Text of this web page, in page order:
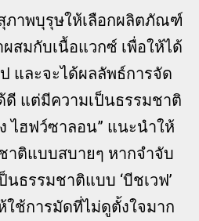
ภาพบุรุษให้เลือกผลิตภัณฑ์
ผสมกับเนื้อแวกซ์ เพื่อให้ได้
และจะได้ผลลัพธ์การจัด
ดี แต่มีความเป็นธรรมชาติ
ไฮฟว์ซาลอน” แนะนำให้
าติแบบสบายๆ หากจำจับ
ธรรมชาติแบบ ‘บีชเวฟ’
ใช้การมัดที่ไม่ดูตั้งใจมาก